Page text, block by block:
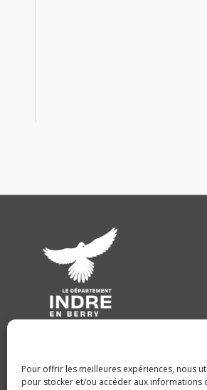
Pour offrir les meilleures expériences, nous
pour stocker et/ou accéder aux informations